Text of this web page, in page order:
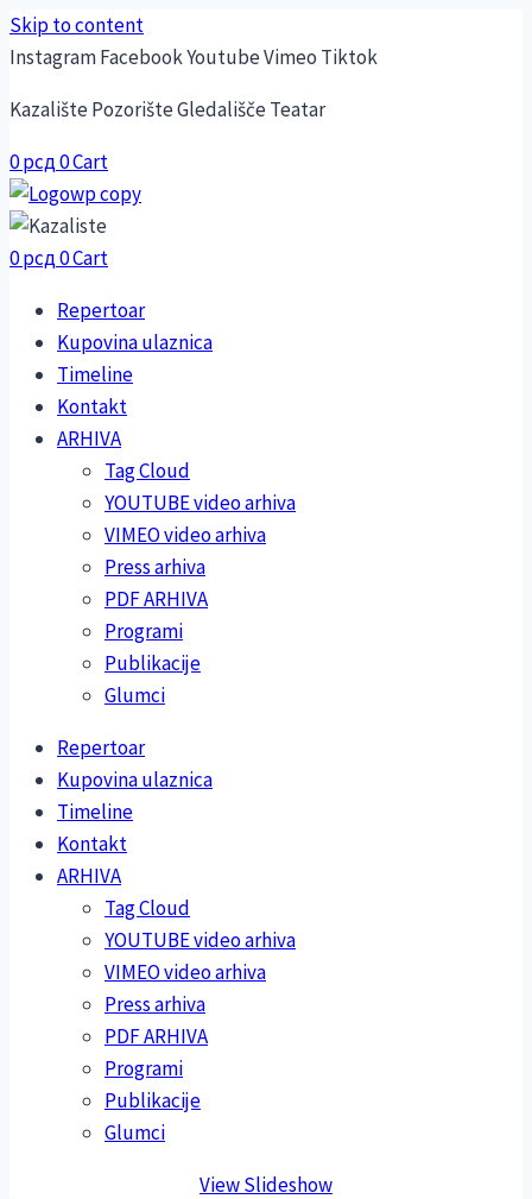
Skip to content
InstagramFacebookYoutubeVimeo Tiktok
Kazalište Pozorište Gledališče Teatar
0рсд0Cart
0рсд0Cart
Repertoar
Kupovina ulaznica
Timeline
Kontakt
ARHIVA
Tag Cloud
YOUTUBE video arhiva
VIMEO video arhiva
Press arhiva
PDF ARHIVA
Programi
Publikacije
Glumci
Repertoar
Kupovina ulaznica
Timeline
Kontakt
ARHIVA
Tag Cloud
YOUTUBE video arhiva
VIMEO video arhiva
Press arhiva
PDF ARHIVA
Programi
Publikacije
Glumci
View Slideshow